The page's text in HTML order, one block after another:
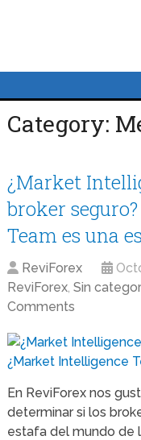
Category:
¿Market
broker
Team es una
ReviForex
ReviForex, Sin
Comments
En ReviForex nos
determinar si los
estafa del mundo de